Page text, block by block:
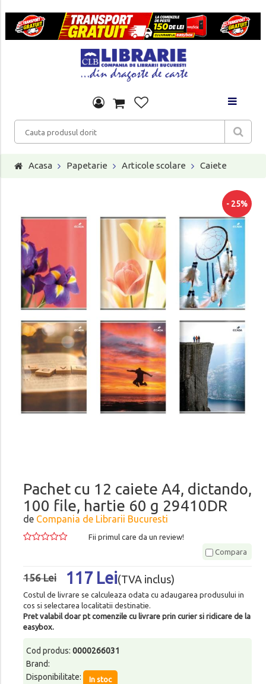
Acasa Papetarie Articole scolare Caiete
- 25%
Pachet cu 12 caiete A4, dictando,
100 file, hartie 60 g 29410DR
de Compania de Librarii Bucuresti
Fii primul care da un review!
Compara
156 Lei 117 Lei(TVA inclus)
Costul de livrare se calculeaza odata cu adaugarea produsului in
cos si selectarea localitatii destinatie.
Pret valabil doar pt comenzile cu livrare prin curier si ridicare de la
easybox.
Cod produs: 0000266031
Brand:
Disponibilitate:
In stoc